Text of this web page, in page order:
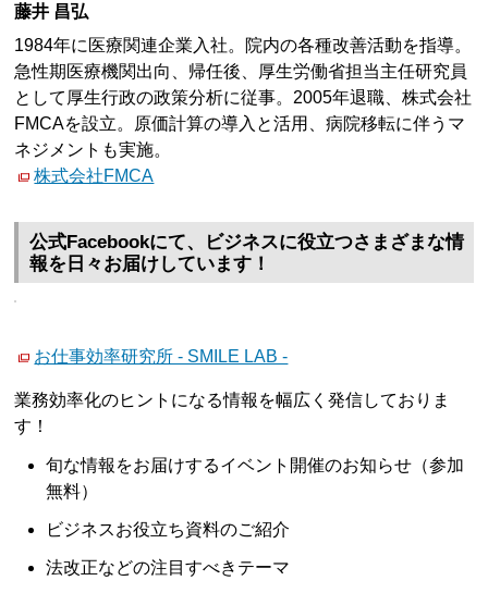
藤井 昌弘
1984年に医療関連企業入社。院内の各種改善活動を指導。
急性期医療機関出向、帰任後、厚生労働省担当主任研究員
として厚生行政の政策分析に従事。2005年退職、株式会社
FMCAを設立。原価計算の導入と活用、病院移転に伴うマ
ネジメントも実施。
株式会社FMCA
公式Facebookにて、ビジネスに役立つさまざまな情
報を日々お届けしています！
お仕事効率研究所 - SMILE LAB -
業務効率化のヒントになる情報を幅広く発信しておりま
す！
旬な情報をお届けするイベント開催のお知らせ（参加
無料）
ビジネスお役立ち資料のご紹介
法改正などの注目すべきテーマ